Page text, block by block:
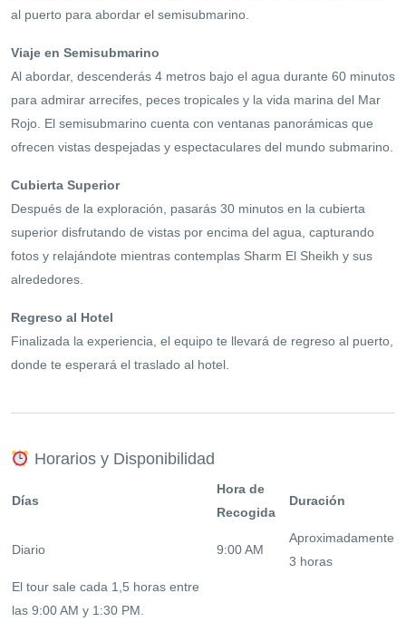
al puerto para abordar el semisubmarino.
Viaje en Semisubmarino
Al abordar, descenderás 4 metros bajo el agua durante 60 minutos
para admirar arrecifes, peces tropicales y la vida marina del Mar
Rojo. El semisubmarino cuenta con ventanas panorámicas que
ofrecen vistas despejadas y espectaculares del mundo submarino.
Cubierta Superior
Después de la exploración, pasarás 30 minutos en la cubierta
superior disfrutando de vistas por encima del agua, capturando
fotos y relajándote mientras contemplas Sharm El Sheikh y sus
alrededores.
Regreso al Hotel
Finalizada la experiencia, el equipo te llevará de regreso al puerto,
donde te esperará el traslado al hotel.
Horarios y Disponibilidad
Días
Hora de
Recogida
Duración
Diario 9:00 AM
Aproximadamente
3 horas
El tour sale cada 1,5 horas entre
las 9:00 AM y 1:30 PM.